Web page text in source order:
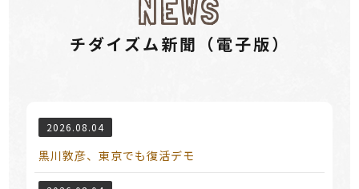
NEWS
チダイズム新聞（電⼦版）
2026.08.04
黒川敦彦、東京でも復活デモ